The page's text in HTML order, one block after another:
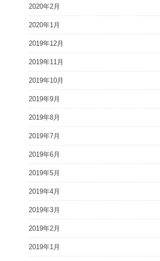
2020年2月
2020年1月
2019年12月
2019年11月
2019年10月
2019年9月
2019年8月
2019年7月
2019年6月
2019年5月
2019年4月
2019年3月
2019年2月
2019年1月